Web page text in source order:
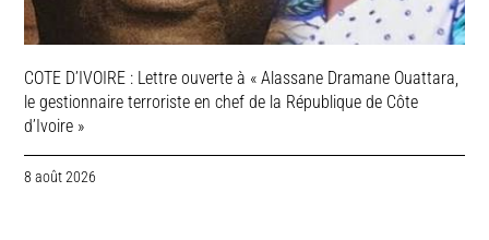
COTE D’IVOIRE : Lettre ouverte à « Alassane Dramane Ouattara,
le gestionnaire terroriste en chef de la République de Côte
d’Ivoire »
8 août 2026